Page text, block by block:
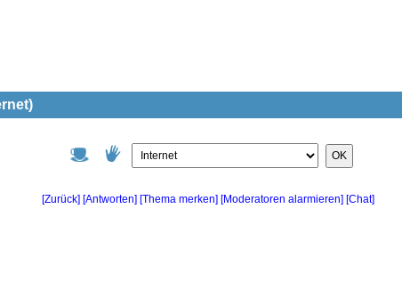
OK
[Zurück] [Antworten] [Thema merken] [Moderatoren alarmieren] [Chat]